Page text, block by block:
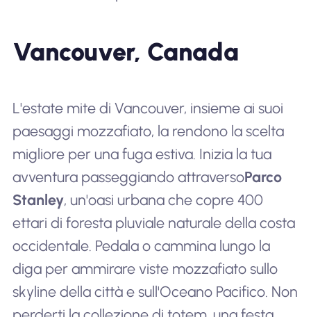
Vancouver, Canada
L'estate mite di Vancouver, insieme ai suoi
paesaggi mozzafiato, la rendono la scelta
migliore per una fuga estiva. Inizia la tua
avventura passeggiando attraversoParco
Stanley, un'oasi urbana che copre 400
ettari di foresta pluviale naturale della costa
occidentale. Pedala o cammina lungo la
diga per ammirare viste mozzafiato sullo
skyline della città e sull'Oceano Pacifico. Non